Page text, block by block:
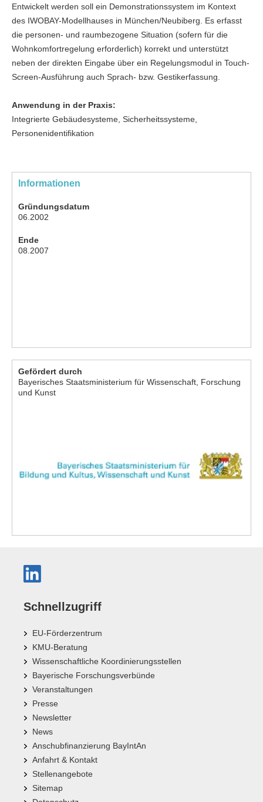
Entwickelt werden soll ein Demonstrationssystem im Kontext
des IWOBAY-Modellhauses in München/Neubiberg. Es erfasst
die personen- und raumbezogene Situation (sofern für die
Wohnkomfortregelung erforderlich) korrekt und unterstützt
neben der direkten Eingabe über ein Regelungsmodul in Touch-
Screen-Ausführung auch Sprach- bzw. Gestikerfassung.
Anwendung in der Praxis:
Integrierte Gebäudesysteme, Sicherheitssysteme,
Personenidentifikation
Informationen
Gründungsdatum
06.2002
Ende
08.2007
Gefördert durch
Bayerisches Staatsministerium für Wissenschaft, Forschung
und Kunst
Schnellzugriff
EU-Förderzentrum
KMU-Beratung
Wissenschaftliche Koordinierungsstellen
Bayerische Forschungsverbünde
Veranstaltungen
Presse
Newsletter
News
Anschubfinanzierung BayIntAn
Anfahrt & Kontakt
Stellenangebote
Sitemap